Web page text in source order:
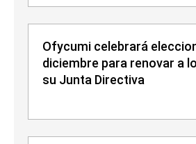
Ofycumi celebrará
diciembre para renovar a
su Junta Directiva